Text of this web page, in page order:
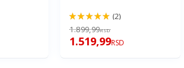
100%
(2)
1.899,99RSD
1.519,99RSD